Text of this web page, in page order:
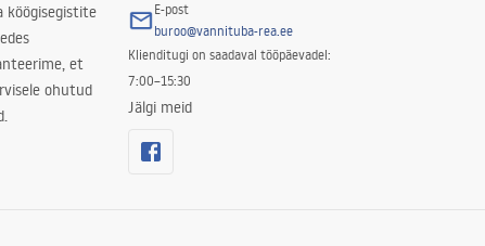
köögisegistite
et
ohutud
E-post
buroo@vannituba-rea.ee
Klienditugi on saadaval tööpäevadel:
7:00–15:30
Jälgi meid